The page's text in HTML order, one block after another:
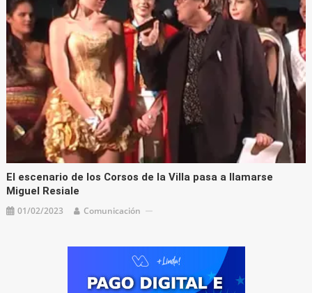
El escenario de los Corsos de la Villa pasa a llamarse
Miguel Resiale
01/02/2023 Comunicación